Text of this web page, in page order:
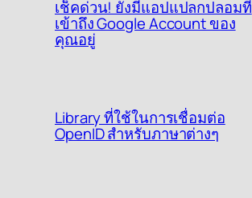
เช็คด่วน! ยังมีแอปแปลกปลอมที่
เข้าถึง Google Account ของ
คุณอยู่
Library ที่ใช้ในการเชื่อมต่อ
OpenID สำหรับภาษาต่างๆ